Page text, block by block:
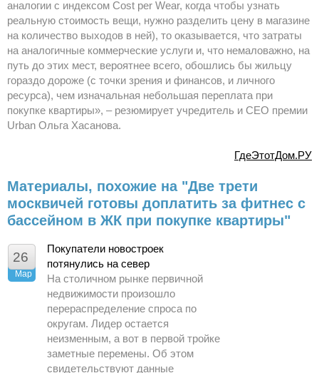
аналогии с индексом Cost per Wear, когда чтобы узнать
реальную стоимость вещи, нужно разделить цену в магазине
на количество выходов в ней), то оказывается, что затраты
на аналогичные коммерческие услуги и, что немаловажно, на
путь до этих мест, вероятнее всего, обошлись бы жильцу
гораздо дороже (с точки зрения и финансов, и личного
ресурса), чем изначальная небольшая переплата при
покупке квартиры», – резюмирует учредитель и CEO премии
Urban Ольга Хасанова.
ГдеЭтотДом.РУ
Материалы, похожие на "Две трети
москвичей готовы доплатить за фитнес с
бассейном в ЖК при покупке квартиры"
26
Мар
Покупатели новостроек
потянулись на север
На столичном рынке первичной
недвижимости произошло
перераспределение спроса по
округам. Лидер остается
неизменным, а вот в первой тройке
заметные перемены. Об этом
свидетельствуют данные